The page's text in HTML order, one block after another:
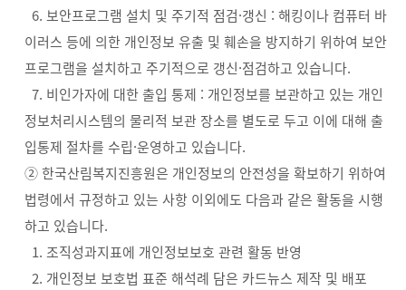
6. 보안프로그램 설치 및 주기적 점검·갱신 : 해킹이나 컴퓨터 바
이러스 등에 의한 개인정보 유출 및 훼손을 방지하기 위하여 보안
프로그램을 설치하고 주기적으로 갱신·점검하고 있습니다.
7. 비인가자에 대한 출입 통제 : 개인정보를 보관하고 있는 개인
정보처리시스템의 물리적 보관 장소를 별도로 두고 이에 대해 출
입통제 절차를 수립·운영하고 있습니다.
② 한국산림복지진흥원은 개인정보의 안전성을 확보하기 위하여
법령에서 규정하고 있는 사항 이외에도 다음과 같은 활동을 시행
하고 있습니다.
1. 조직성과지표에 개인정보보호 관련 활동 반영
2. 개인정보 보호법 표준 해석례 담은 카드뉴스 제작 및 배포